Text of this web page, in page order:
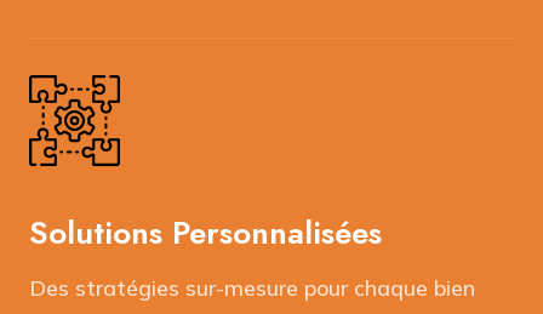
Solutions Personnalisées
Des stratégies sur-mesure pour chaque bien